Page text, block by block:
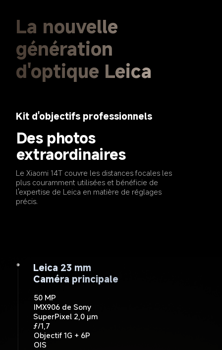
La nouvelle
génération
d'optique Leica
Kit d'objectifs professionnels
Des photos
extraordinaires
Le Xiaomi 14T couvre les distances focales les
plus couramment utilisées et bénéficie de
l'expertise de Leica en matière de réglages
précis.
Leica 23 mm
Caméra principale
50 MP
IMX906 de Sony
SuperPixel 2,0 µm
ƒ/1,7
Objectif 1G + 6P
OIS
Leica 50 mm
Téléobjectif
ƒ/1,9
Leica 15 mm
Caméra ultra grand-angle
12 MP
ƒ/2,2
FOV 120˚